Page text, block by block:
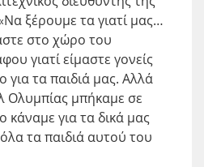
ξέρουμε τα γιατί μας…
στο χώρο του
γιατί είμαστε γονείς
για τα παιδιά μας. Αλλά
Ολυμπίας μπήκαμε σε
για τα δικά μας
τα παιδιά αυτού του